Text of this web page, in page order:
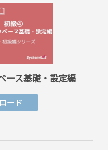
ース基礎・設定編
ード